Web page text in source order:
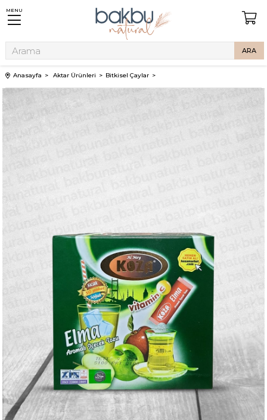
MENU
Anasayfa Aktar Ürünleri Bitkisel Çaylar